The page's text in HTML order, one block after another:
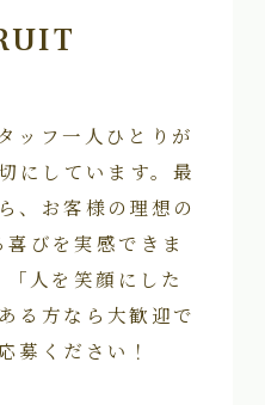
ッフ一人ひとりが
にしています。最
、お客様の理想の
びを実感できま
人を笑顔にした
る方なら大歓迎で
募ください！